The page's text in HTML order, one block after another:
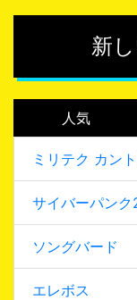
新
人気
ミリテク カン
サイバーパン
ソングバード
エレボス